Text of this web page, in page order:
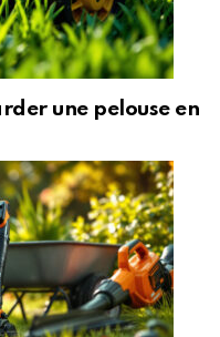
une pelouse en